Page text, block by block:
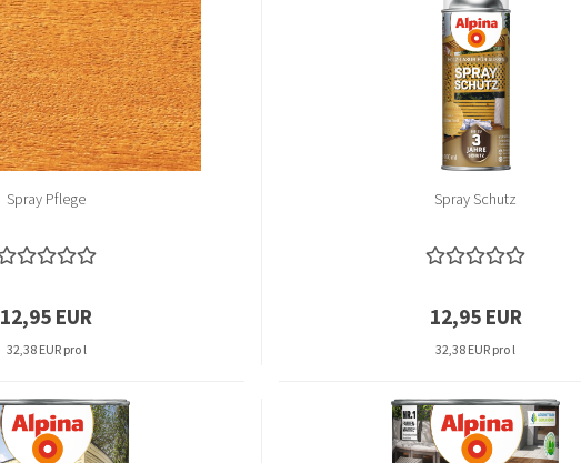
Spray Pflege
12,95 EUR
32,38 EUR pro l
Spray Schutz
12,95 EUR
32,38 EUR pro l